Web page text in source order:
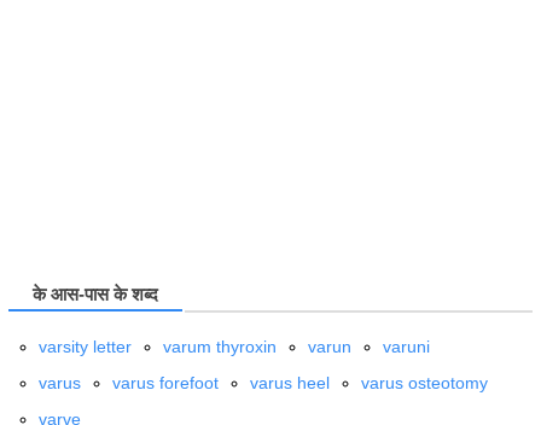
के आस-पास के शब्द
varsity letter varum thyroxin varun
varuni
varus
varus forefoot varus heel
varus osteotomy
varve